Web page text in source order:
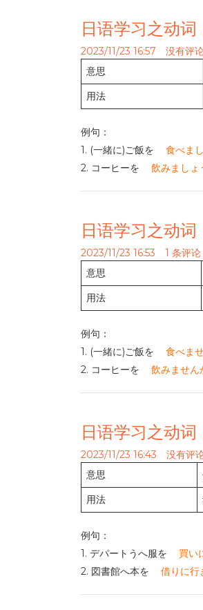
日语学习之动
2023/11/23 16:57 没有评
意思
用法
例句：
1. (一緒に)ご飯を
食べま
2. コーヒーを
飲みましょ
日语学习之动
2023/11/23 16:53 1 条评论
意思
用法
例句：
1. (一緒に)ご飯を
食べま
2. コーヒーを
飲みません
日语学习之动
2023/11/23 16:43 没有评
意思
用法
例句：
1. デパートうへ服を
買い
2. 図書館へ本を
借りに行